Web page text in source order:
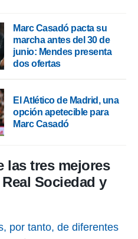
Marc Casadó pacta su
marcha antes del 30 de
junio: Mendes presenta
dos ofertas
El Atlético de Madrid, una
opción apetecible para
Marc Casadó
las tres mejores
Sociedad y
por tanto, de diferentes